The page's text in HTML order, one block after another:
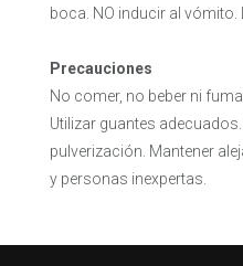
boca. NO inducir al vómito.
Precauciones
No comer, no beber ni
Utilizar guantes
pulverización. Mantener
y personas inexpertas.